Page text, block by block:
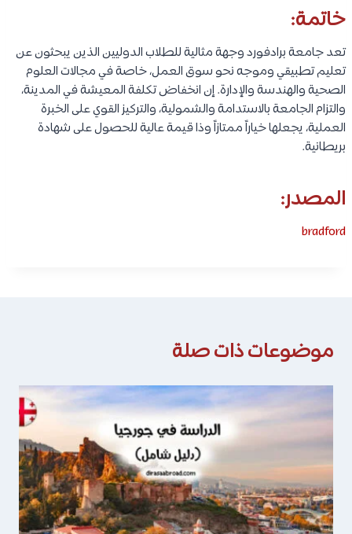
خاتمة:
تعد جامعة برادفورد وجهة مثالية للطلاب الدوليين الذين يبحثون عن
تعليم تطبيقي وموجه نحو سوق العمل، خاصة في مجالات العلوم
الصحية والهندسة والإدارة. إن انخفاض تكلفة المعيشة في المدينة،
والتزام الجامعة بالاستدامة والشمولية، والتركيز القوي على الخبرة
العملية، يجعلها خياراً ممتازاً وذا قيمة عالية للحصول على شهادة
بريطانية.
المصدر:
bradford
موضوعات ذات صلة